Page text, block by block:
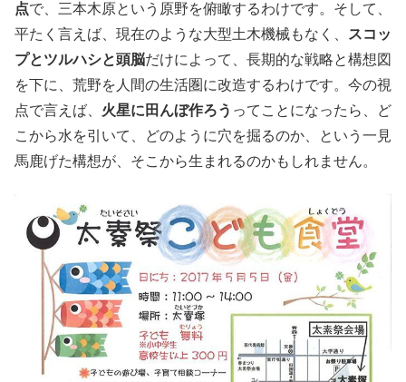
点で、三本木原という原野を俯瞰するわけです。そして、
平たく言えば、現在のような大型土木機械もなく、
スコッ
プとツルハシと頭脳だけによって、長期的な戦略と構想図
を下に、荒野を人間の生活圏に改造するわけです。今の視
点で言えば、 火星に田んぼ作ろう ってことになったら、ど
こから水を引いて、どのように穴を掘るのか、という一見
馬鹿げた構想が、そこから生まれるのかもしれません。